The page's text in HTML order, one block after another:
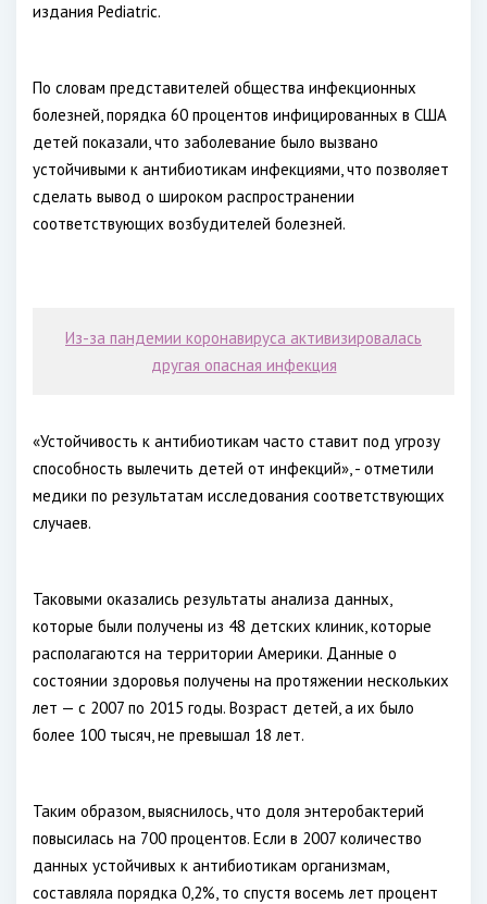
издания Pediatric.
По словам представителей общества инфекционных
болезней, порядка 60 процентов инфицированных в США
детей показали, что заболевание было вызвано
устойчивыми к антибиотикам инфекциями, что позволяет
сделать вывод о широком распространении
соответствующих возбудителей болезней.
Из-за пандемии коронавируса активизировалась
другая опасная инфекция
«Устойчивость к антибиотикам часто ставит под угрозу
способность вылечить детей от инфекций», - отметили
медики по результатам исследования соответствующих
случаев.
Таковыми оказались результаты анализа данных,
которые были получены из 48 детских клиник, которые
располагаются на территории Америки. Данные о
состоянии здоровья получены на протяжении нескольких
лет — с 2007 по 2015 годы. Возраст детей, а их было
более 100 тысяч, не превышал 18 лет.
Таким образом, выяснилось, что доля энтеробактерий
повысилась на 700 процентов. Если в 2007 количество
данных устойчивых к антибиотикам организмам,
составляла порядка 0,2%, то спустя восемь лет процент